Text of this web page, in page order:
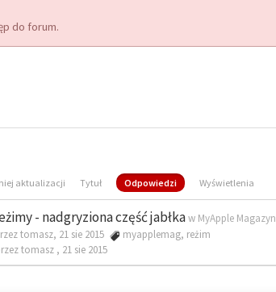
do forum.
aktualizacji Tytuł Odpowiedzi Wyświetlenia
- nadgryziona część jabłkaw MyApple Magazyn
tomasz, 21 sie 2015
myapplemag, reżim
tomasz , 21 sie 2015